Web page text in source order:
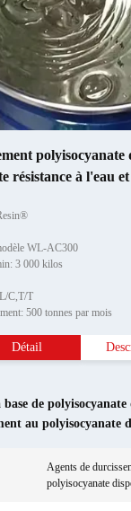
polyisocyanate
résistance à l'eau
WL-AC300
3 000 kilos
C,T/T
500 tonnes par mois
Détail
base de
au polyisocyanate
Agents de
polyisocyanate